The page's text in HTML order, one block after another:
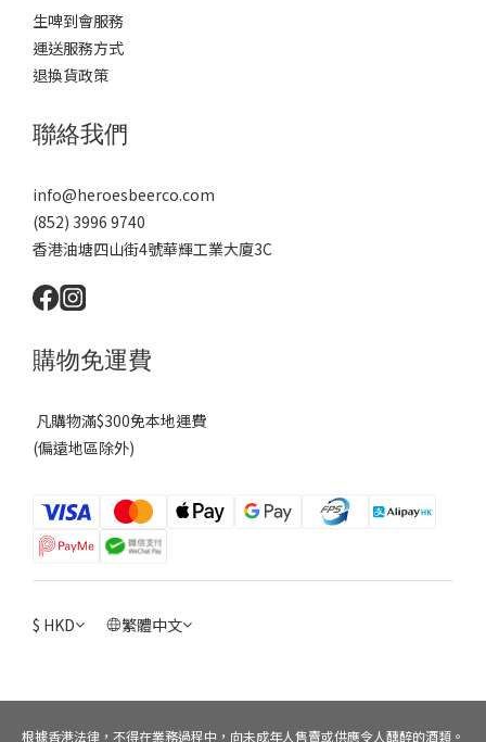
生啤到會服務
運送服務方式
退換貨政策
聯絡我們
info@heroesbeerco.com
(852) 3996 9740
香港油塘四山街4號華輝工業大廈3C
購物免運費
凡購物滿$300免本地運費
(偏遠地區除外)
$ HKD 繁體中文
根據香港法律，不得在業務過程中，向未成年人售賣或供應令人醺醉的酒類。